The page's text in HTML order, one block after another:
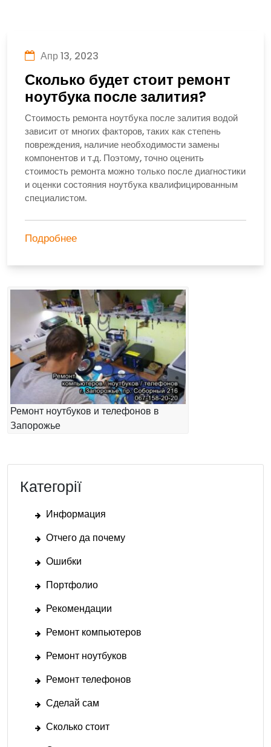
Апр 13, 2023
Сколько будет стоит ремонт
ноутбука после залития?
Стоимость ремонта ноутбука после залития водой
зависит от многих факторов, таких как степень
повреждения, наличие необходимости замены
компонентов и т.д. Поэтому, точно оценить
стоимость ремонта можно только после диагностики
и оценки состояния ноутбука квалифицированным
специалистом.
Подробнее
Ремонт ноутбуков и телефонов в
Запорожье
Категорії
Информация
Отчего да почему
Ошибки
Портфолио
Рекомендации
Ремонт компьютеров
Ремонт ноутбуков
Ремонт телефонов
Сделай сам
Сколько стоит